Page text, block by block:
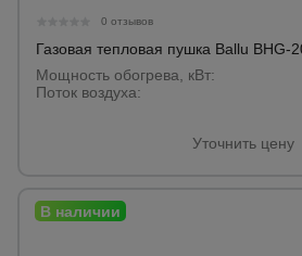
0 отзывов
Газовая тепловая пушка Ballu BHG-
Мощность обогрева, кВт:
Поток воздуха:
Уточнить цену